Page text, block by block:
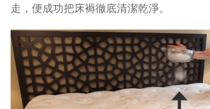
走，便成功把床褥徹底清潔乾淨。